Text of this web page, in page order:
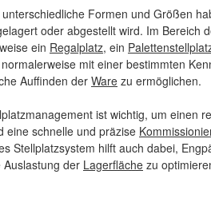
Formen und Größen
oder abgestellt wird. Im Bereich
ein Regalplatz, ein
mit einer bestimmten
Auffinden der Ware zu ermöglichen.
ist wichtig, um einen
eine schnelle und präzise
Stellplatzsystem hilft auch dabei,
der Lagerfläche zu